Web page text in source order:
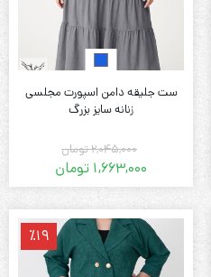
ست جلیقه دامن اسپورت مجلسی
زنانه سایز بزرگ
2,045,000تومان
قیمت
اصلی:
2,045,000 تومان
بود.
1,663,000 تومان
قیمت
فعلی:
1,663,000 تومان.
٪19